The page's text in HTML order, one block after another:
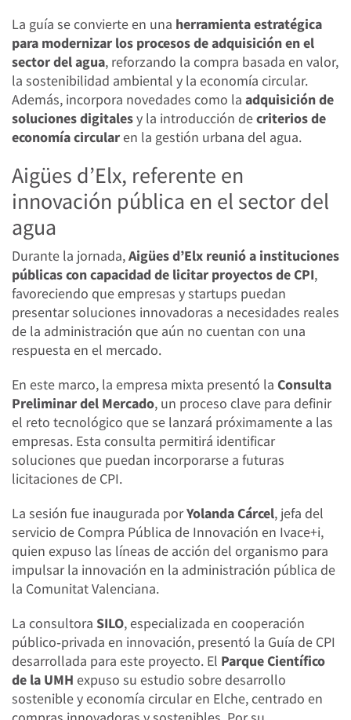
La guía se convierte en una herramienta estratégica
para modernizar los procesos de adquisición en el
sector del agua, reforzando la compra basada en valor,
la sostenibilidad ambiental y la economía circular.
Además, incorpora novedades como la adquisición de
soluciones digitalesy la introducción decriterios de
economía circularen la gestión urbana del agua.
Aigües d’Elx, referente en
innovación pública en el sector del
agua
Durante la jornada,Aigües d’Elx reunió a instituciones
públicas con capacidad de licitar proyectos de CPI,
favoreciendo que empresas y startups puedan
presentar soluciones innovadoras a necesidades reales
de la administración que aún no cuentan con una
respuesta en el mercado.
En este marco, la empresa mixta presentó la Consulta
Preliminar del Mercado, un proceso clave para definir
el reto tecnológico que se lanzará próximamente a las
empresas. Esta consulta permitirá identificar
soluciones que puedan incorporarse a futuras
licitaciones de CPI.
La sesión fue inaugurada porYolanda Cárcel, jefa del
servicio de Compra Pública de Innovación en Ivace+i,
quien expuso las líneas de acción del organismo para
impulsar la innovación en la administración pública de
la Comunitat Valenciana.
La consultora SILO, especializada en cooperación
público‑privada en innovación, presentó la Guía de CPI
desarrollada para este proyecto. El Parque Científico
de la UMH expuso su estudio sobre desarrollo
sostenible y economía circular en Elche, centrado en